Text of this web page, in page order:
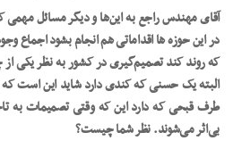
آقای مهندس راجع به این‌ها و دیگر مسائل مهمی
در این حوزه ها اقداماتی هم انجام بشود اجماع
که روند کند تصمیم‌گیری در کشور به نظر یکی
البته یک حسنی که کندی دارد شاید این است
طرف قبحی که دارد این که وقتی تصمیمات به
بی‌اثر می‌شوند. نظر شما چیست؟